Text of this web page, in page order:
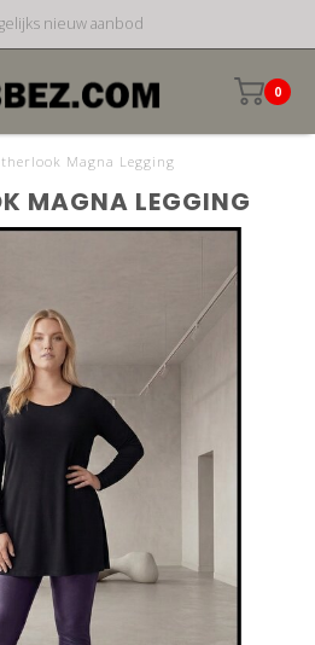
nieuw aanbod
0
Magna Legging
MAGNA LEGGING